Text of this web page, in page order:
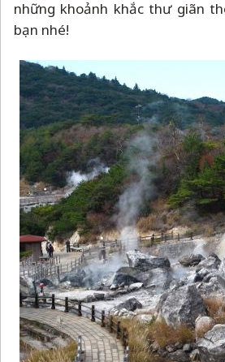
những khoảnh khắc thư giãn
bạn nhé!